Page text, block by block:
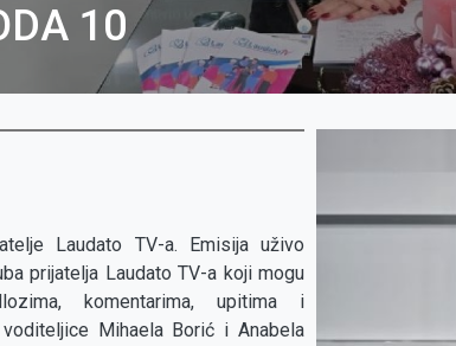
10
Laudato TV-a. Emisija uživo
prijatelja Laudato TV-a koji mogu
komentarima, upitima i
Mihaela Borić i Anabela